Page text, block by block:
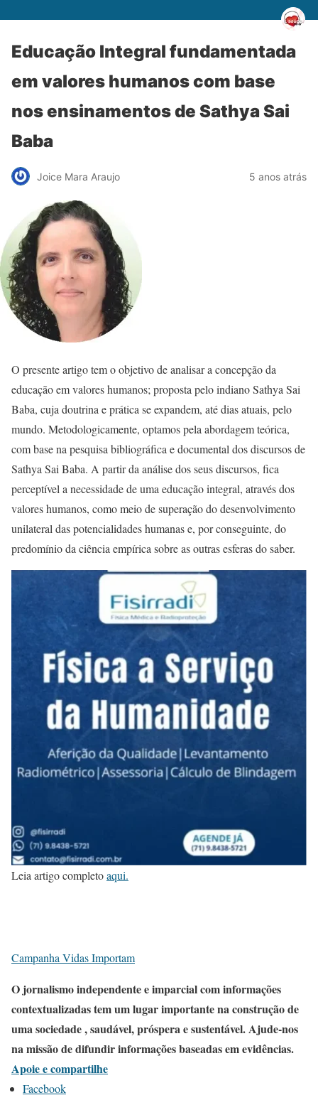
Educação Integral fundamentada
em valores humanos com base
nos ensinamentos de Sathya Sai
Baba
Joice Mara Araujo 5 anos atrás
O presente artigo tem o objetivo de analisar a concepção da
educação em valores humanos; proposta pelo indiano Sathya Sai
Baba, cuja doutrina e prática se expandem, até dias atuais, pelo
mundo. Metodologicamente, optamos pela abordagem teórica,
com base na pesquisa bibliográfica e documental dos discursos de
Sathya Sai Baba. A partir da análise dos seus discursos, fica
perceptível a necessidade de uma educação integral, através dos
valores humanos, como meio de superação do desenvolvimento
unilateral das potencialidades humanas e, por conseguinte, do
predomínio da ciência empírica sobre as outras esferas do saber.
Leia artigo completoaqui.
Campanha Vidas Importam
O jornalismo independente e imparcial com informações
contextualizadas tem um lugar importante na construção de
uma sociedade , saudável, próspera e sustentável. Ajude-nos
na missão de difundir informações baseadas em evidências.
Apoie e compartilhe
Facebook